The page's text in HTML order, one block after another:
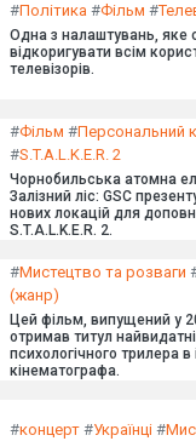
#Політика #Фільм #
Одна з налаштувань, яке
відкоригувати всім
телевізорів.
#Фільм #Персональний
#S.T.A.L.K.E.R. 2
Чорнобильська атомна
Залізний ліс: GSC
нових локацій для
S.T.A.L.K.E.R. 2.
#Мистецтво та розваги
(жанр)
Цей фільм, випущений у
отримав титул
психологічного трилера в
кінематографа.
#концерт #Українці #